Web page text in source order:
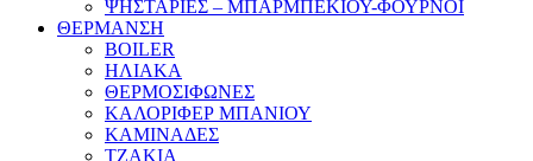
ΨΗΣΤΑΡΙΕΣ – ΜΠΑΡΜΠΕΚΙΟΥ-ΦΟΥΡΝΟΙ
ΘΕΡΜΑΝΣΗ
BOILER
ΗΛΙΑΚΑ
ΘΕΡΜΟΣΙΦΩΝΕΣ
ΚΑΛΟΡΙΦΕΡ ΜΠΑΝΙΟΥ
ΚΑΜΙΝΑΔΕΣ
ΤΖΑΚΙΑ